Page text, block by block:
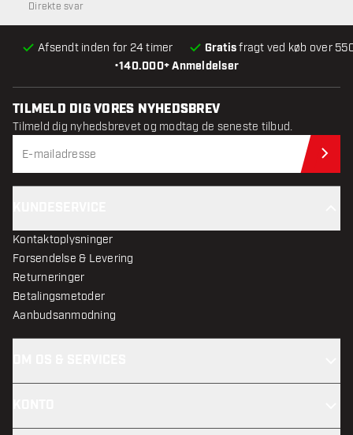
•140.000+ Anmeldelser
Afsendt inden for 24 timer Gratisfragt ved køb over
Direkte svar
TILMELD DIG VORES NYHEDSBREV
Tilmeld dig nyhedsbrevet og modtag de seneste tilbud.
Kontaktoplysninger
Forsendelse & Levering
Returneringer
Betalingsmetoder
Aanbudsanmodning